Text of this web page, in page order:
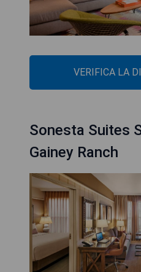
VERIFICA LA
Sonesta Suites
Gainey Ranch